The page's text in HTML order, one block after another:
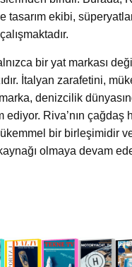
tasarım ekibi,
bir yat markası
İtalyan zarafetini,
denizcilik
ediyor. Riva’nın çağdaş
bir birleşimidir
olmaya devam